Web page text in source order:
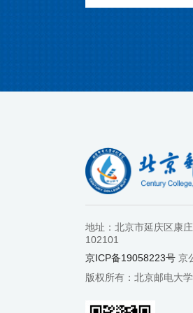
地址：北京市延庆区康
102101
京ICP备19058223号 京
版权所有：北京邮电大